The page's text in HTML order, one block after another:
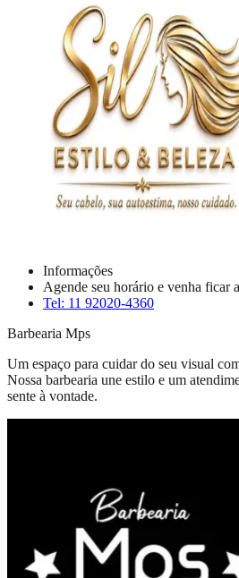
Informações
Agende seu horário e venha ficar
Tel: 11 92020-4360
Barbearia Mps
Um espaço para cuidar do seu visual
Nossa barbearia une estilo e um
sente à vontade.